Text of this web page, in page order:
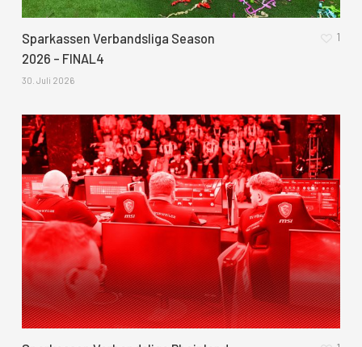
Sparkassen Verbandsliga Season
2026 – FINAL4
30. Juli 2026
1